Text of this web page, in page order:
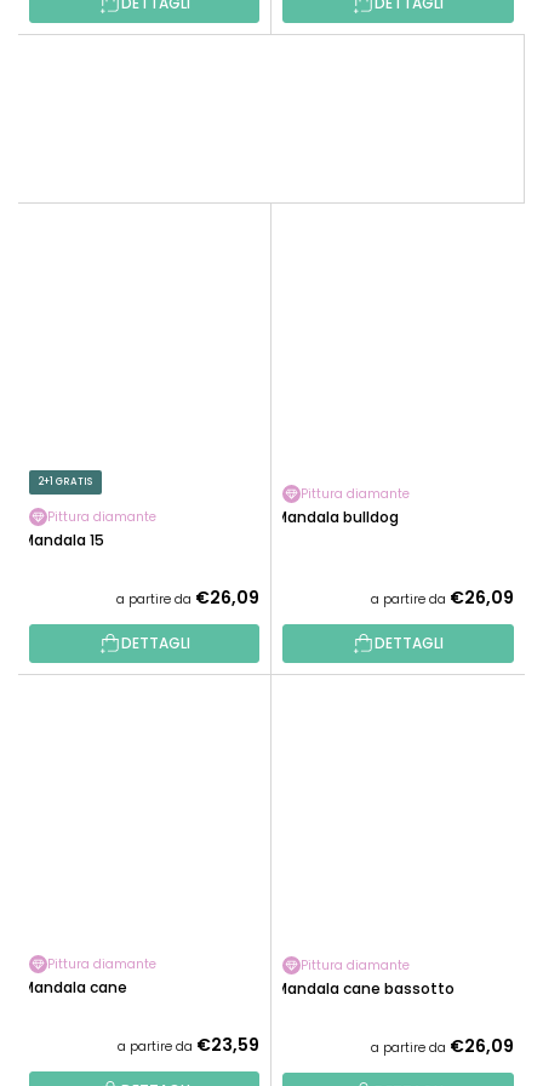
2+1 GRATIS
Pittura diamante
Mandala 15
a partire da €26,09
DETTAGLI
Pittura diamante
Mandala bulldog
a partire da €26,09
DETTAGLI
Pittura diamante
Mandala cane
a partire da €23,59
Pittura diamante
Mandala cane bassotto
a partire da €26,09